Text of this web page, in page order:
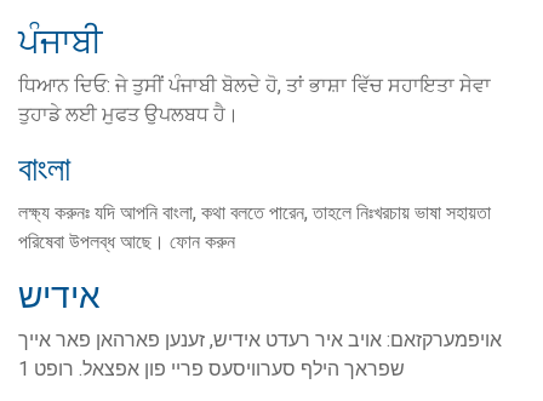
ਪੰਜਾਬੀ
ਧਿਆਨ ਦਿਓ: ਜੇ ਤੁਸੀਂ ਪੰਜਾਬੀ ਬੋਲਦੇ ਹੋ, ਤਾਂ ਭਾਸ਼ਾ ਵਿੱਚ ਸਹਾਇਤਾ ਸੇਵਾ
ਤੁਹਾਡੇ ਲਈ ਮੁਫਤ ਉਪਲਬਧ ਹੈ।
বাংলা
লক্ষ্য করুনঃ যদি আপনি বাংলা, কথা বলতে পারেন, তাহলে নিঃখরচায় ভাষা সহায়তা
পরিষেবা উপলব্ধ আছে। ফোন করুন
אידיש
אויפמערקזאם: אויב איר רעדט אידיש, זענען פארהאן פאר אייך
שפראך הילף סערוויסעס פריי פון אפצאל. רופט 1